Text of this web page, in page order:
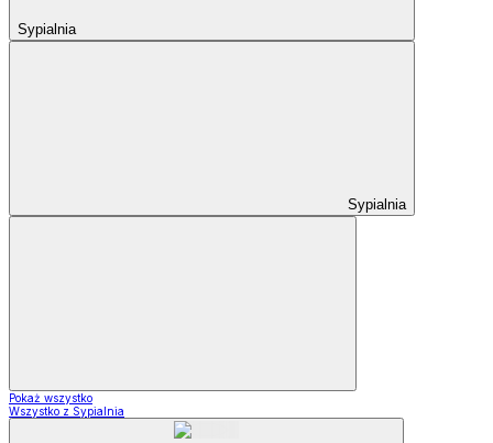
Sypialnia
Sypialnia
Pokaż wszystko
Wszystko z Sypialnia